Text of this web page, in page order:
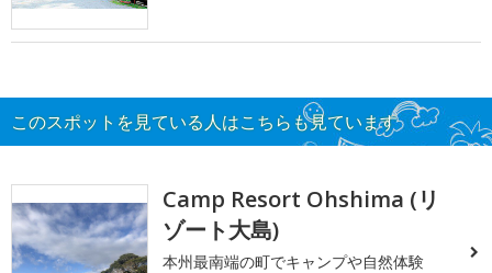
このスポットを見ている人はこちらも見ています
Camp Resort Ohshima (リ
ゾート大島)
本州最南端の町でキャンプや自然体験